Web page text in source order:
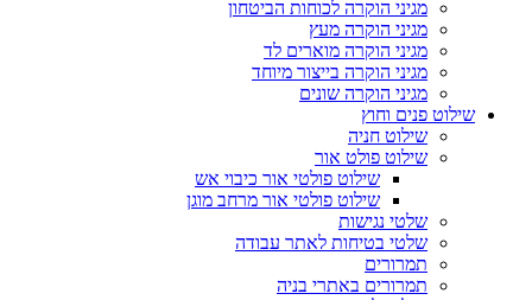
מגיני הוקרה לכוחות הביטחון
מגיני הוקרה מעץ
מגיני הוקרה מוארים לד
מגיני הוקרה בייצור מיוחד
מגיני הוקרה שונים
שילוט פנים וחוץ
שילוט חניה
שילוט פולט אור
שילוט פולטי אור כיבוי אש
שילוט פולטי אור מרחב מוגן
שלטי נגישות
שלטי בטיחות לאתר עבודה
תמרורים
תמרורים באתרי בניה